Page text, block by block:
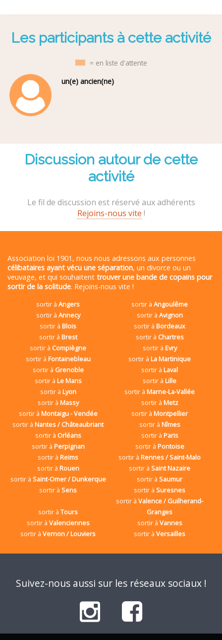
Les participants à cette activité
= en liste d'attente
un(e) ancien(ne)
Discussion autour de cette
activité
Le fil de discussion est réservé aux adhérents
Rejoins-nous vite !
Association loi 1901, nous nous adressons aux personnes
célibataires ayant vécu une séparation, un divorce ou un
veuvage, et qui souhaitent trouver une bande de copains pour
sortir de la solitude. Rejoins-nous vite !
sortir àAngers sortir àAngoulême
sortir à Annecy sortir à Avignon
sortir àBlois sortir àBordeaux
sortir à Brest sortir à Chartres
sortir à Compiègne sortir à Evry
sortir à Fontainebleau sortir àLa Martinique
sortir à Grenoble sortir àLaval
sortir à Le Mans sortir àLille
sortir à Lyon sortir àMarne-La-Vallée
sortir à Massy sortir à Metz
sortir à Montaigu - Vendée sortir àMontpellier
sortir àNantes / Châteaubriant sortir à Nîmes
sortir à Orléans sortir à Paris
sortir à Perpignan sortir à Pontoise
sortir àReims sortir àRennes / Saint-Malo
sortir à Rouen sortir àSaint Nazaire
sortir à Saint-Omer / Dunkerque sortir àSaumur
sortir àSens sortir àSuresnes
sortir àTours
sortir àValence / Guilherand-
Granges
sortir à Valenciennes sortir à Vannes
sortir àVernon / Louviers sortir àVersailles
Suivez-nous aussi sur les réseaux sociaux !